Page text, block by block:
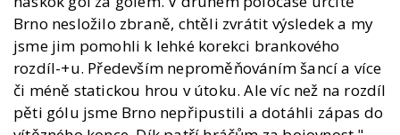
Brno nesložilo zbraně, chtěli zvrátit výsledek a my
jsme jim pomohli k lehké korekci brankového
rozdíl-+u. Především neproměňováním šancí a více
či méně statickou hrou v útoku. Ale víc než na rozdíl
pěti gólu jsme Brno nepřipustili a dotáhli zápas do